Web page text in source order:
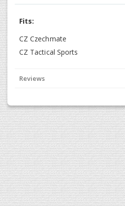
Fits:
CZ Czechmate
CZ Tactical Sports
Reviews